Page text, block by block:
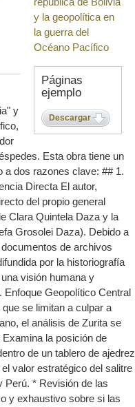
Páginas
ejemplo
Descargar
y
Esta obra tiene un
a dos razones clave: ## 1.
Directa El autor,
del propio general
Clara Quintela Daza y la
Grosolei Daza). Debido a
de archivos
por la historiografía
visión humana y
Enfoque Geopolítico Central
se limitan a culpar a
el análisis de Zurita se
la posición de
de un tablero de ajedrez
valor estratégico del salitre
Perú. * Revisión de las
y exhaustivo sobre si las